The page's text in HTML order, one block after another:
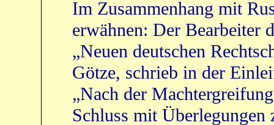
Im Zusammenhang mit
erwähnen: Der Bearbeiter
„Neuen deutschen
Götze, schrieb in der
„Nach der
Schluss mit Überlegungen